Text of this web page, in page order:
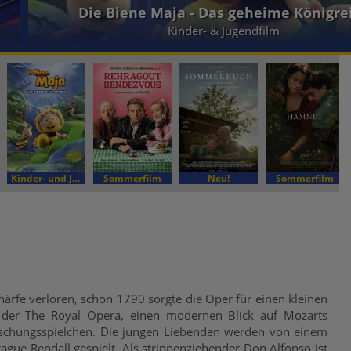
Die Biene Maja - Das geheime
Kinder- & Jugendfilm
Kinder- und Jugendfilm Sommerfilm Neu! Sommerfilm
verloren, schon 1790 sorgte die Oper für einen kleinen
The Royal Opera, einen modernen Blick auf Mozarts
Die jungen Liebenden werden von einem
Rendall gespielt. Als strippenziehender Don Alfonso ist